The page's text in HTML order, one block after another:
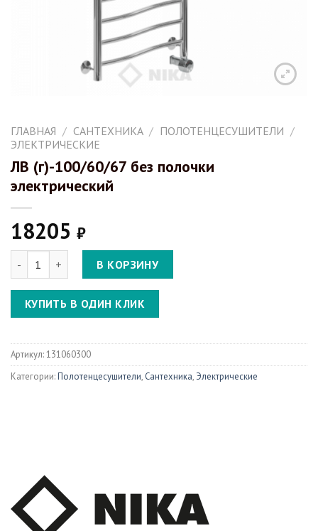
ГЛАВНАЯ / САНТЕХНИКА / ПОЛОТЕНЦЕСУШИТЕЛИ /
ЭЛЕКТРИЧЕСКИЕ
ЛВ (г)-100/60/67 без полочки
электрический
18205 ₽
Количество ЛВ (г)-100/60/67 без полочки электрический
В КОРЗИНУ
КУПИТЬ В ОДИН КЛИК
Артикул:131060300
Категории:Полотенцесушители, Сантехника, Электрические